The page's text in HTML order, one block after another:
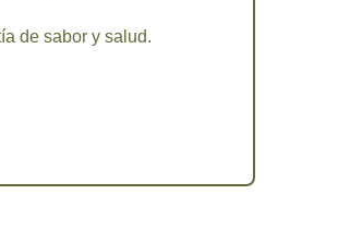
de sabor y salud.